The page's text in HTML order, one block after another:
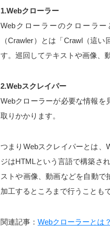
1.Webクローラー
Webクローラーのクローラ
（Crawler）とは「Crawl（這
す。巡回してテキストや画像、
2.Webスクレイパー
Webクローラーが必要な情報を
取りかかります。
つまりWebスクレイパーとは、
ジはHTMLという言語で構築さ
ストや画像、動画などを自動
加工するところまで行うことも
関連記事： Webクローラーとは